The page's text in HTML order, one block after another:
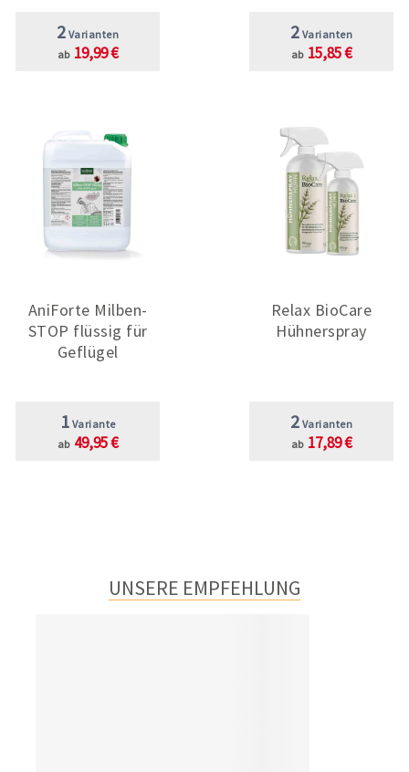
2 Varianten
ab 19,99 €
2 Varianten
ab 15,85 €
AniForte Milben-
STOP flüssig für
Geflügel
1 Variante
ab 49,95 €
Relax BioCare
Hühnerspray
2 Varianten
ab 17,89 €
UNSERE EMPFEHLUNG